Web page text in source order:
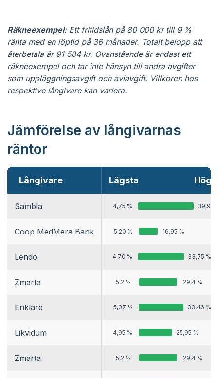
Räkneexempel: Ett fritidslån på 80 000 kr till 9 %
ränta med en löptid på 36 månader. Totalt belopp att
återbetala är 91 584 kr. Ovanstående är endast ett
räkneexempel och tar inte hänsyn till andra avgifter
som uppläggningsavgift och aviavgift. Villkoren hos
respektive långivare kan variera.
Jämförelse av långivarnas
räntor
Långivare Lägsta
Sambla 4,75 % 39,99
Coop MedMera Bank 5,20 % 16,95 %
Lendo 4,70 % 33,75 %
Zmarta 5,2 % 29,4 %
Enklare 5,07 % 33,46 %
Likvidum 4,95 % 25,95 %
Zmarta 5,2 % 29,4 %